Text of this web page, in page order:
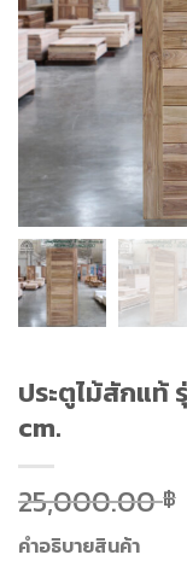
ประตูไม้สักแท้
cm.
25,000.00฿
คำอธิบายสินค้า